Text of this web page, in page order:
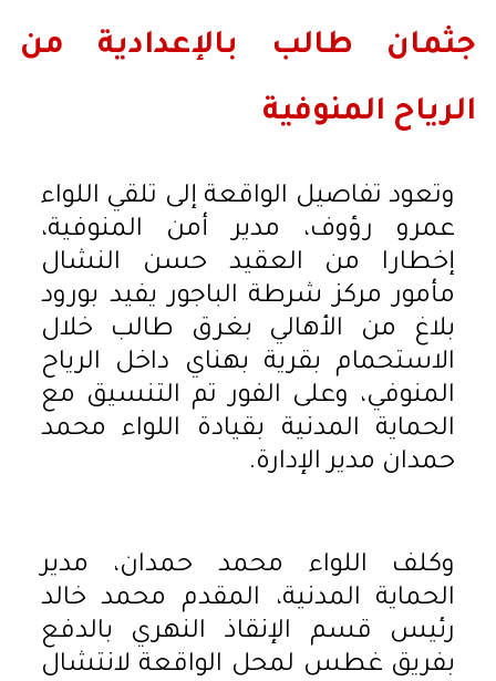
جثمان طالب بالإعدادية من
الرياح المنوفية
وتعود تفاصيل الواقعة إلى تلقي اللواء
عمرو رؤوف، مدير أمن المنوفية،
إخطارا من العقيد حسن النشال
مأمور مركز شرطة الباجور يفيد بورود
بلاغ من الأهالي بغرق طالب خلال
الاستحمام بقرية بهناي داخل الرياح
المنوفي، وعلى الفور تم التنسيق مع
الحماية المدنية بقيادة اللواء محمد
حمدان مدير الإدارة.
وكلف اللواء محمد حمدان، مدير
الحماية المدنية، المقدم محمد خالد
رئيس قسم الإنقاذ النهري بالدفع
بفريق غطس لمحل الواقعة لانتشال